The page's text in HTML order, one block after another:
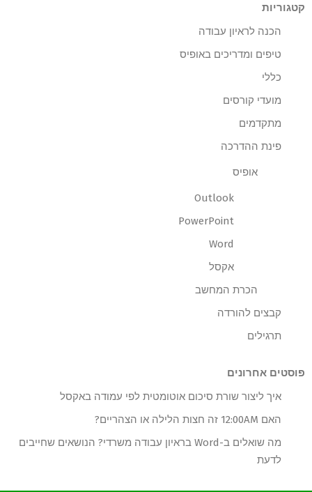
קטגוריות
הכנה לראיון עבודה
טיפים ומדריכים באופיס
כללי
מועדי קורסים
מתקדמים
פינת ההדרכה
אופיס
Outlook
PowerPoint
Word
אקסל
הכרת המחשב
קבצים להורדה
תרגילים
פוסטים אחרונים
איך ליצור שורת סיכום אוטומטית לפי עמודה באקסל
האם 12:00AM זה חצות הלילה או הצהריים?
מה שואלים ב-Word בראיון עבודה משרדי? הנושאים שחייבים
לדעת